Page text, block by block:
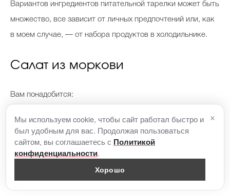
Вариантов ингредиентов питательной тарелки может быть
множество, все зависит от личных предпочтений или, как
в моем случае, — от набора продуктов в холодильнике.
Салат из моркови
Вам понадобится:
5–6 средних морковок;
кусочек имбиря (примерно 2 см);
лимонное сорго (лемонграсс);
Мы используем cookie, чтобы сайт работал быстро и
был удобным для вас. Продолжая пользоваться
сайтом, вы соглашаетесь с Политикой
конфиденциальности.
Хорошо
×